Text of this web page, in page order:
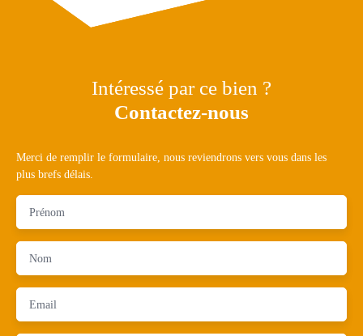
Intéressé par ce bien ?
Contactez-nous
Merci de remplir le formulaire, nous reviendrons vers vous dans les
plus brefs délais.
Prénom
Nom
Email